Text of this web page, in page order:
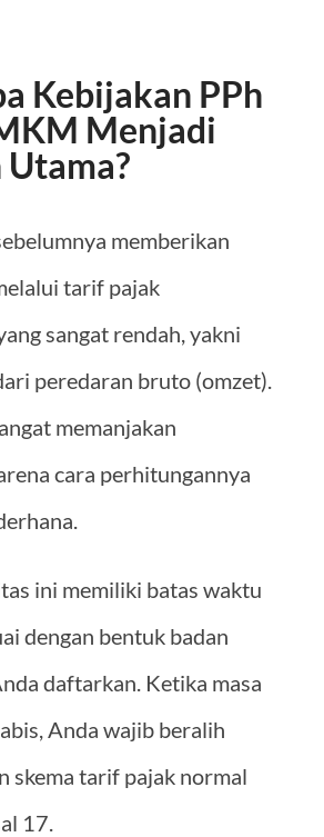
Kebijakan PPh
Menjadi
memberikan
tarif pajak
sangat rendah, yakni
peredaran bruto (omzet).
memanjakan
cara perhitungannya
ini memiliki batas waktu
dengan bentuk badan
daftarkan. Ketika masa
Anda wajib beralih
skema tarif pajak normal
17.